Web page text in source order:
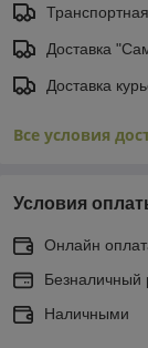
Доставка
Доставка
Все условия
Условия
Онлайн
Безналичный
Наличными